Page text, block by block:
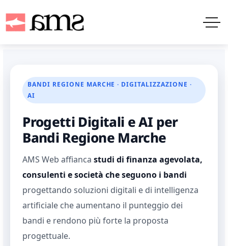
BANDI REGIONE MARCHE · DIGITALIZZAZIONE ·
AI
Progetti Digitali e AI per
Bandi Regione Marche
AMS Web affiancastudi di finanza agevolata,
consulenti e società che seguono i bandi
progettando soluzioni digitali e di intelligenza
artificiale che aumentano il punteggio dei
bandi e rendono più forte la proposta
progettuale.